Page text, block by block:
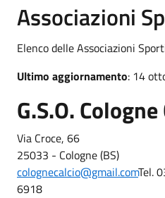
Associazioni
Elenco delle Associazioni
Ultimo aggiornamento: 14
G.S.O.
Via Croce, 66
25033 - Cologne (BS)
colognecalcio@gmail.comTel.
6918